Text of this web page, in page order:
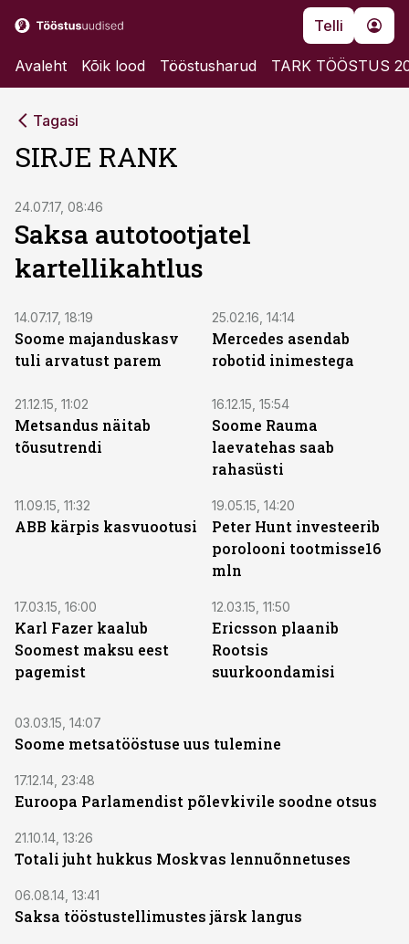
Telli
Avaleht Kõik lood Tööstusharud TARK TÖÖSTUS
Tagasi
SIRJE RANK
24.07.17, 08:46
Saksa autotootjatel
kartellikahtlus
14.07.17, 18:19
Soome majanduskasv
tuli arvatust parem
25.02.16, 14:14
Mercedes asendab
robotid inimestega
21.12.15, 11:02
Metsandus näitab
tõusutrendi
16.12.15, 15:54
Soome Rauma
laevatehas saab
rahasüsti
11.09.15, 11:32
ABB kärpis kasvuootusi
19.05.15, 14:20
Peter Hunt investeerib
porolooni tootmisse16
mln
17.03.15, 16:00
Karl Fazer kaalub
Soomest maksu eest
pagemist
12.03.15, 11:50
Ericsson plaanib
Rootsis
suurkoondamisi
03.03.15, 14:07
Soome metsatööstuse uus tulemine
17.12.14, 23:48
Euroopa Parlamendist põlevkivile soodne otsus
21.10.14, 13:26
Totali juht hukkus Moskvas lennuõnnetuses
06.08.14, 13:41
Saksa tööstustellimustes järsk langus